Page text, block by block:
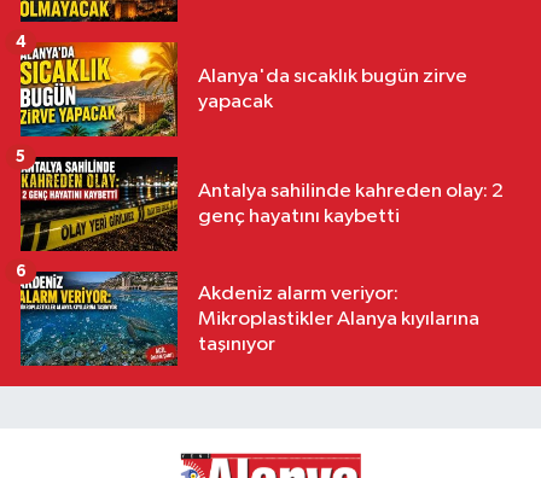
Alanya'da sıcaklık bugün zirve
yapacak
4
Antalya sahilinde kahreden olay: 2
genç hayatını kaybetti
5
Akdeniz alarm veriyor:
Mikroplastikler Alanya kıyılarına
taşınıyor
6